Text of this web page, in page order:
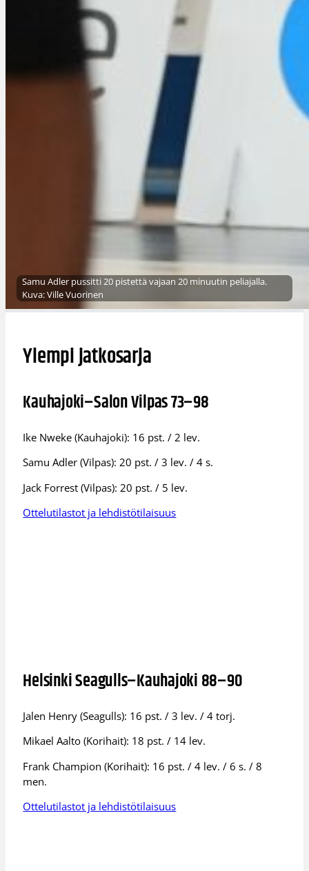
Samu Adler pussitti 20 pistettä vajaan 20 minuutin peliajalla.
Kuva: Ville Vuorinen
Ylempi jatkosarja
Kauhajoki–Salon Vilpas 73–98
Ike Nweke (Kauhajoki): 16 pst. / 2 lev.
Samu Adler (Vilpas): 20 pst. / 3 lev. / 4 s.
Jack Forrest (Vilpas): 20 pst. / 5 lev.
Ottelutilastot ja lehdistötilaisuus
Helsinki Seagulls–Kauhajoki 88–90
Jalen Henry (Seagulls): 16 pst. / 3 lev. / 4 torj.
Mikael Aalto (Korihait): 18 pst. / 14 lev.
Frank Champion (Korihait): 16 pst. / 4 lev. / 6 s. / 8
men.
Ottelutilastot ja lehdistötilaisuus